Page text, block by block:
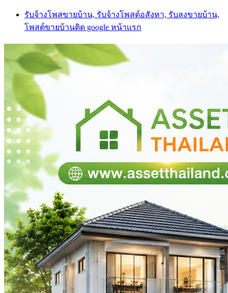
Skip
content
รับจ้างโพสขายบ้าน, รับจ้างโพสต์อสังหา, รับลงขายบ้าน,
โพสต์ขายบ้านติด google หน้าแรก